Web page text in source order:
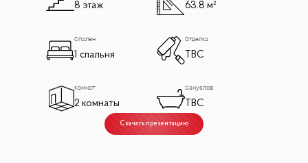
8 этаж 63.8 м²
Спален
1 спальня
Отделка
TBC
Комнат
2 комнаты
Санузлов
TBC
Скачать презентацию